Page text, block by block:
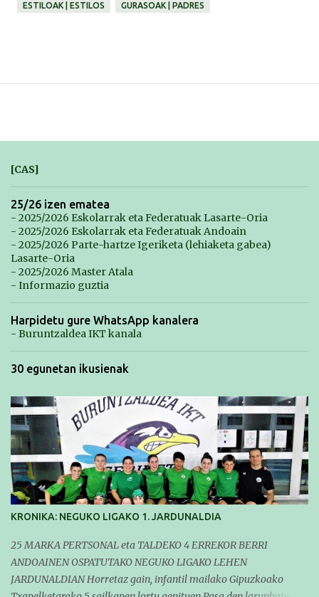
ESTILOAK | ESTILOS GURASOAK | PADRES
[CAS]
25/26 izen ematea
- 2025/2026 Eskolarrak eta Federatuak Lasarte-Oria
- 2025/2026 Eskolarrak eta Federatuak Andoain
- 2025/2026 Parte-hartze Igeriketa (lehiaketa gabea)
Lasarte-Oria
- 2025/2026 Master Atala
- Informazio guztia
Harpidetu gure WhatsApp kanalera
- Buruntzaldea IKT kanala
30 egunetan ikusienak
KRONIKA: NEGUKO LIGAKO 1. JARDUNALDIA
25 MARKA PERTSONAL eta TALDEKO 4 ERREKOR BERRI
ANDOAINEN OSPATUTAKO NEGUKO LIGAKO LEHEN
JARDUNALDIAN Horretaz gain, infantil mailako Gipuzkoako